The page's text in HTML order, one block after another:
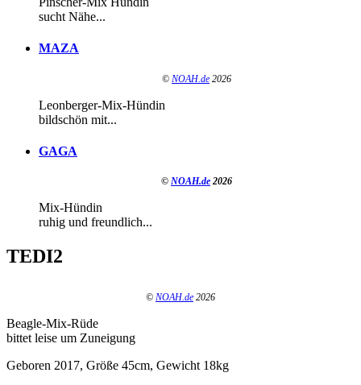
sucht Nähe...
MAZA
© NOAH.de 2026
Leonberger-Mix-Hündin
bildschön mit...
GAGA
© NOAH.de 2026
Mix-Hündin
ruhig und freundlich...
TEDI2
© NOAH.de 2026
Beagle-Mix-Rüde
bittet leise um Zuneigung
Geboren 2017, Größe 45cm, Gewicht 18kg